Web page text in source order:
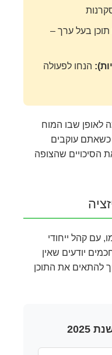
תוכן בעל ערך –
הנחו לפעולה
לאופן שבו המוח
כשאתם עוקבים
הסיכויים שהצופה
עם קהל ייחודי
יודעים שאין
להתאים את התוכן